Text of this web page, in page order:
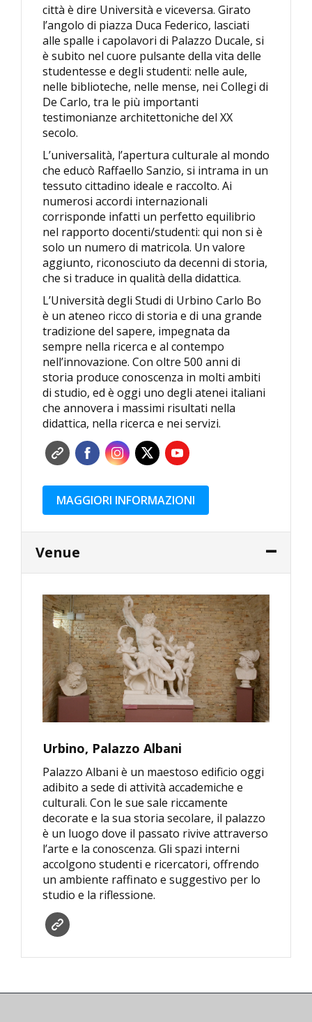
città è dire Università e viceversa. Girato
l’angolo di piazza Duca Federico, lasciati
alle spalle i capolavori di Palazzo Ducale, si
è subito nel cuore pulsante della vita delle
studentesse e degli studenti: nelle aule,
nelle biblioteche, nelle mense, nei Collegi di
De Carlo, tra le più importanti
testimonianze architettoniche del XX
secolo.
L’universalità, l’apertura culturale al mondo
che educò Raffaello Sanzio, si intrama in un
tessuto cittadino ideale e raccolto. Ai
numerosi accordi internazionali
corrisponde infatti un perfetto equilibrio
nel rapporto docenti/studenti: qui non si è
solo un numero di matricola. Un valore
aggiunto, riconosciuto da decenni di storia,
che si traduce in qualità della didattica.
L’Università degli Studi di Urbino Carlo Bo
è un ateneo ricco di storia e di una grande
tradizione del sapere, impegnata da
sempre nella ricerca e al contempo
nell’innovazione. Con oltre 500 anni di
storia produce conoscenza in molti ambiti
di studio, ed è oggi uno degli atenei italiani
che annovera i massimi risultati nella
didattica, nella ricerca e nei servizi.
MAGGIORI INFORMAZIONI
Venue
Urbino, Palazzo Albani
Palazzo Albani è un maestoso edificio oggi
adibito a sede di attività accademiche e
culturali. Con le sue sale riccamente
decorate e la sua storia secolare, il palazzo
è un luogo dove il passato rivive attraverso
l’arte e la conoscenza. Gli spazi interni
accolgono studenti e ricercatori, offrendo
un ambiente raffinato e suggestivo per lo
studio e la riflessione.